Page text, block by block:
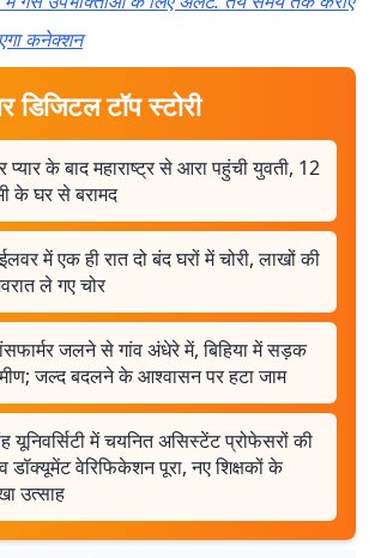
कनेक्शन
डिजिटल टॉप स्टोरी
प्यार के बाद महाराष्ट्र से आरा पहुंची युवती, 12
के घर से बरामद
में एक ही रात दो बंद घरों में चोरी, लाखों की
ले गए चोर
जलने से गांव अंधेरे में, बिहिया में सड़क
जल्द बदलने के आश्वासन पर हटा जाम
यूनिवर्सिटी में चयनित असिस्टेंट प्रोफेसरों की
डॉक्यूमेंट वेरिफिकेशन पूरा, नए शिक्षकों के
उत्साह